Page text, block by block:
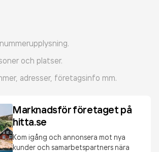
och platser.
adresser, företagsinfo mm.
Marknadsför företaget på
hitta.se
Kom igång och annonsera mot nya
kunder och samarbetspartners nära